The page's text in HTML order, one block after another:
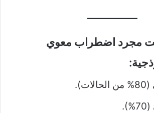
مجرد اضطراب معوي